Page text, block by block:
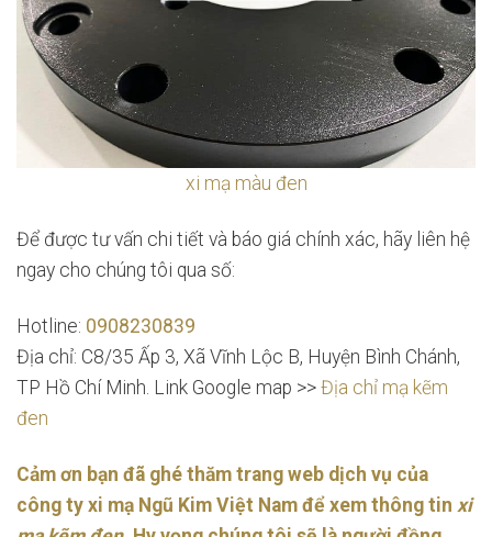
xi mạ màu đen
Để được tư vấn chi tiết và báo giá chính xác, hãy liên hệ
ngay cho chúng tôi qua số:
Hotline: 0908230839
Địa chỉ: C8/35 Ấp 3, Xã Vĩnh Lộc B, Huyện Bình Chánh,
TP Hồ Chí Minh. Link Google map >> Địa chỉ mạ kẽm
đen
Cảm ơn bạn đã ghé thăm trang web dịch vụ của
công ty xi mạ Ngũ Kim Việt Nam để xem thông tin xi